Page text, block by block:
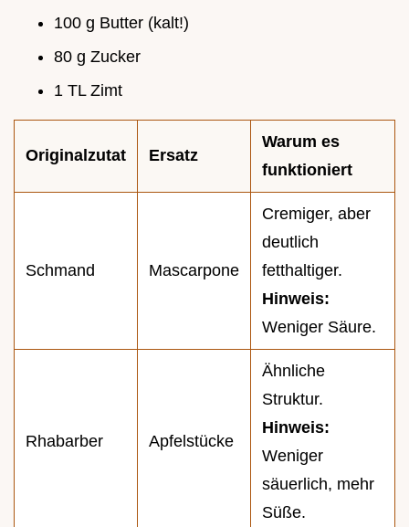
100 g Butter (kalt!)
80 g Zucker
1 TL Zimt
Originalzutat Ersatz
Warum es
funktioniert
Schmand Mascarpone
Cremiger, aber
deutlich
fetthaltiger.
Hinweis:
Weniger Säure.
Rhabarber Apfelstücke
Ähnliche
Struktur.
Hinweis:
Weniger
säuerlich, mehr
Süße.